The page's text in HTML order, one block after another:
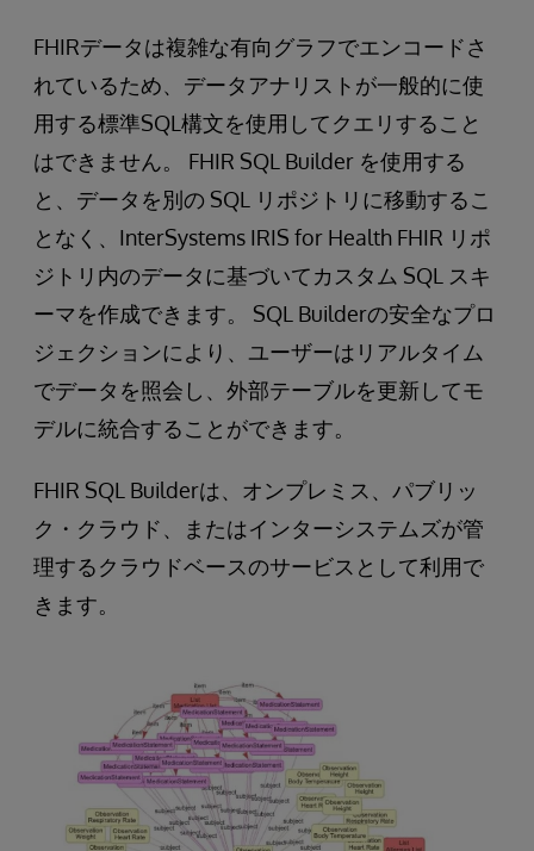
FHIRデータは複雑な有向グラフでエンコードさ
れているため、データアナリストが一般的に使
用する標準SQL構文を使用してクエリすること
はできません。 FHIR SQL Builder を使用する
と、データを別の SQL リポジトリに移動するこ
となく、InterSystems IRIS for Health FHIR リポ
ジトリ内のデータに基づいてカスタム SQL スキ
ーマを作成できます。 SQL Builderの安全なプロ
ジェクションにより、ユーザーはリアルタイム
でデータを照会し、外部テーブルを更新してモ
デルに統合することができます。
FHIR SQL Builderは、オンプレミス、パブリッ
ク・クラウド、またはインターシステムズが管
理するクラウドベースのサービスとして利用で
きます。